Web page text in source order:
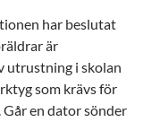
har beslutat
är
utrustning i skolan
som krävs för
en dator sönder